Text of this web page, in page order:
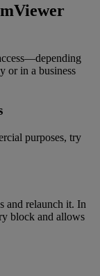
or in a business
purposes, try
and relaunch it. In
block and allows